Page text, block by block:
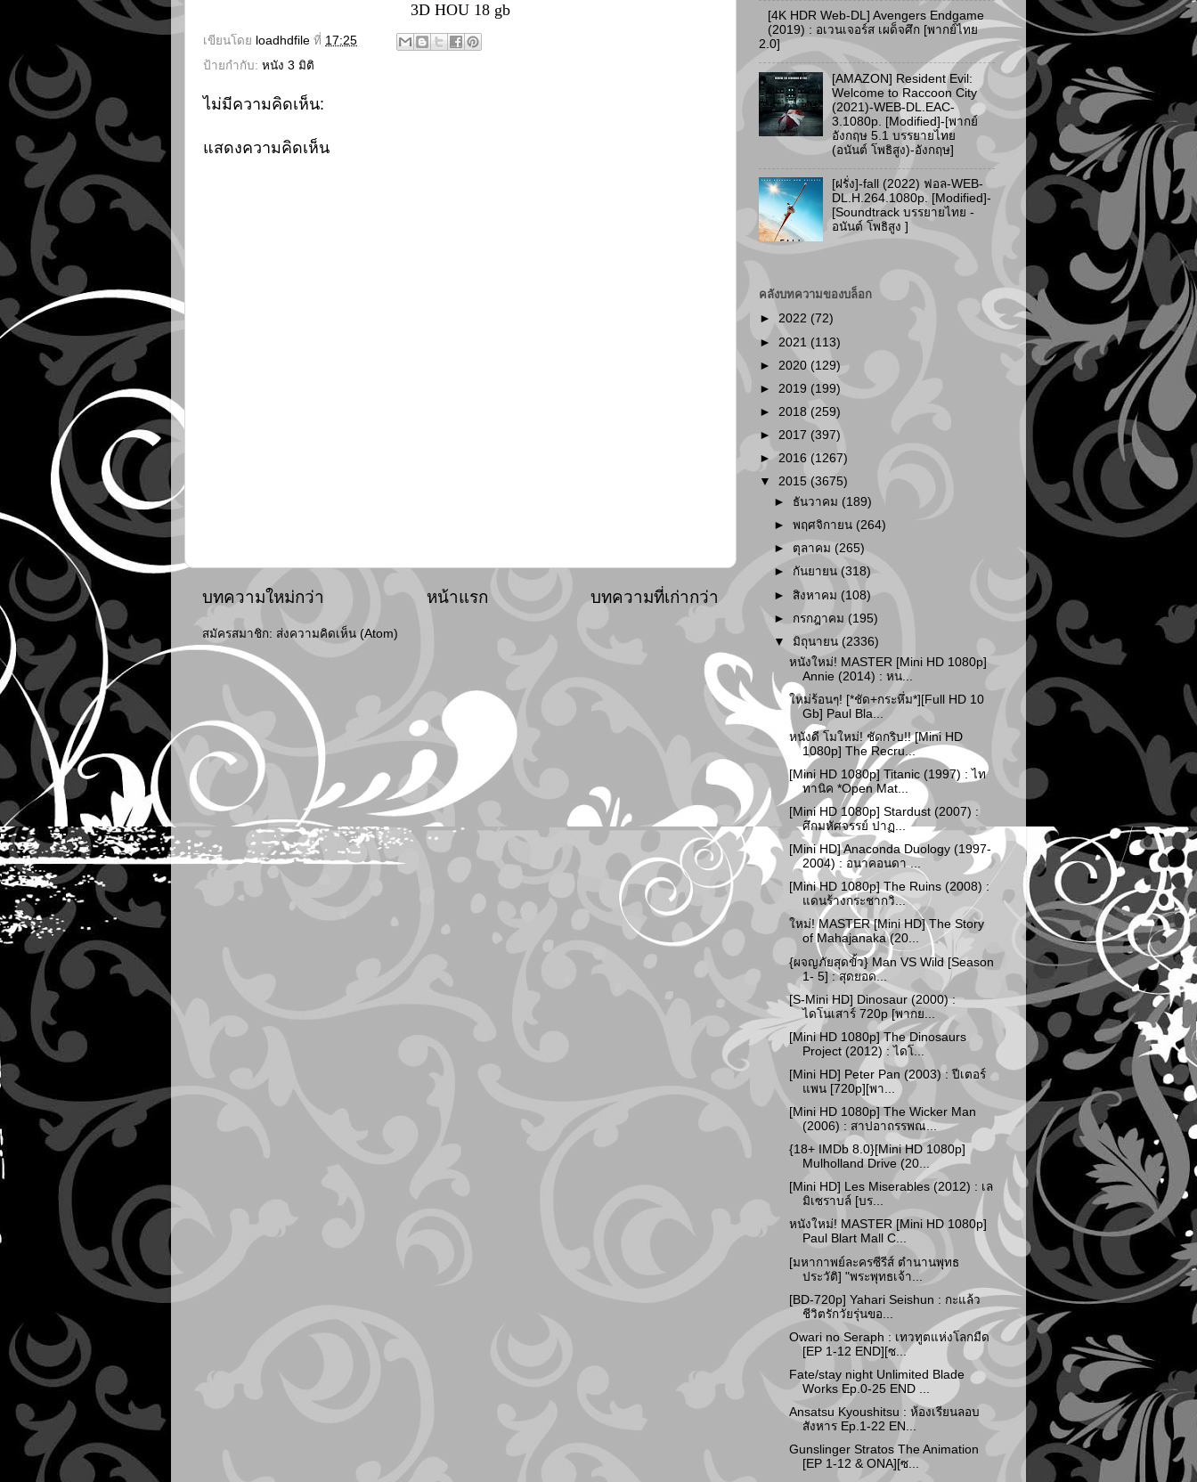
3D HOU 18 gb
เขียนโดย loadhdfile ที่ 17:25
ป้ายกำกับ: หนัง 3 มิติ
ไม่มีความคิดเห็น:
แสดงความคิดเห็น
บทความใหม่กว่า บทความที่เก่ากว่า
หน้าแรก
สมัครสมาชิก: ส่งความคิดเห็น (Atom)
[4K HDR Web-DL] Avengers Endgame
(2019) : อเวนเจอร์ส เผด็จศึก [พากย์ไทย
2.0]
[AMAZON] Resident Evil:
Welcome to Raccoon City
(2021)-WEB-DL.EAC-
3.1080p. [Modified]-[พากย์
อังกฤษ 5.1 บรรยายไทย
(อนันต์ โพธิสูง)-อังกฤษ]
[ฝรั่ง]-fall (2022) ฟอล-WEB-
DL.H.264.1080p. [Modified]-
[Soundtrack บรรยายไทย -
อนันต์ โพธิสูง ]
คลังบทความของบล็อก
► 2022 (72)
► 2021 (113)
► 2020 (129)
► 2019 (199)
► 2018 (259)
► 2017 (397)
► 2016 (1267)
▼ 2015 (3675)
► ธันวาคม (189)
►พฤศจิกายน (264)
► ตุลาคม (265)
► กันยายน(318)
►สิงหาคม (108)
► กรกฎาคม(195)
▼มิถุนายน (2336)
หนังใหม่! MASTER [Mini HD 1080p]
Annie (2014) : หน...
ใหม่ร้อนๆ! [*ชัด+กระหึ่ม*][Full HD 10
Gb] Paul Bla...
หนังดี โมใหม่! ชัดกริบ!! [Mini HD
1080p] The Recru...
[Mini HD 1080p] Titanic (1997) : ไท
ทานิค *Open Mat...
[Mini HD 1080p] Stardust (2007) :
ศึกมหัศจรรย์ ปาฏ...
[Mini HD] Anaconda Duology (1997-
2004) : อนาคอนดา ...
[Mini HD 1080p] The Ruins (2008) :
แดนร้างกระชากวิ...
ใหม่! MASTER [Mini HD] The Story
of Mahajanaka (20...
{ผจญภัยสุดขั้ว} Man VS Wild [Season
1- 5] : สุดยอด...
[S-Mini HD] Dinosaur (2000) :
ไดโนเสาร์ 720p [พากย...
[Mini HD 1080p] The Dinosaurs
Project (2012) : ไดโ...
[Mini HD] Peter Pan (2003) : ปีเตอร์
แพน [720p][พา...
[Mini HD 1080p] The Wicker Man
(2006) : สาปอาถรรพณ...
{18+ IMDb 8.0}[Mini HD 1080p]
Mulholland Drive (20...
[Mini HD] Les Miserables (2012) : เล
มิเซราบล์ [บร...
หนังใหม่! MASTER [Mini HD 1080p]
Paul Blart Mall C...
[มหากาพย์ละครซีรีส์ ตำนานพุทธ
ประวัติ] "พระพุทธเจ้า...
[BD-720p] Yahari Seishun : กะแล้ว
ชีวิตรักวัยรุ่นขอ...
Owari no Seraph : เทวทูตแห่งโลกมืด
[EP 1-12 END][ซ...
Fate/stay night Unlimited Blade
Works Ep.0-25 END ...
Ansatsu Kyoushitsu : ห้องเรียนลอบ
สังหาร Ep.1-22 EN...
Gunslinger Stratos The Animation
[EP 1-12 & ONA][ซ...